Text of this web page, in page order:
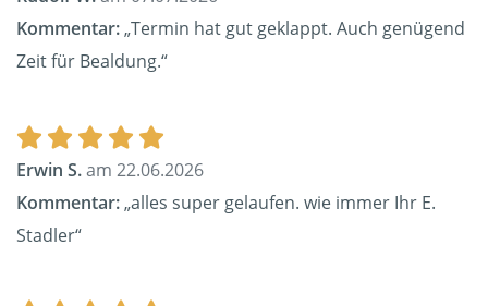
Kommentar:„Termin hat gut geklappt. Auch genügend
Zeit für Bealdung.“
Erwin S.am 22.06.2026
Kommentar:„alles super gelaufen. wie immer Ihr E.
Stadler“